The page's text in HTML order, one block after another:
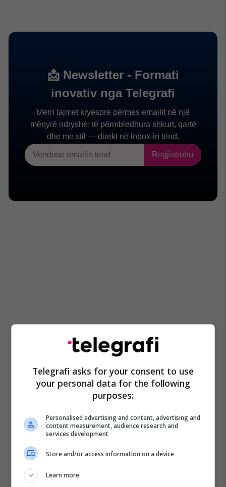
Telegrafi asks for your consent to use
your personal data for the following
purposes:
Personalised advertising and content, advertising and
content measurement, audience research and
services development
Store and/or access information on a device
Learn more